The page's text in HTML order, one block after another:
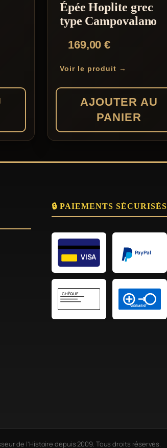
Épée Hoplite grec
type Campovalano
169,00€
Voir le produit →
AJOUTER AU
PANIER
🔒 PAIEMENTS SÉCURISÉS
VISA PayPal
CHÈQUE
VIREMENT
de l'Histoire depuis 2009. Tous droits réservés.